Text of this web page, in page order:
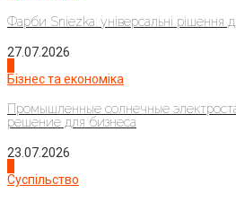
Фарби Sniezka: універсальні рішення
27.07.2026
Бізнес та економіка
Промышленные солнечные
решение для бизнеса
23.07.2026
Суспільство